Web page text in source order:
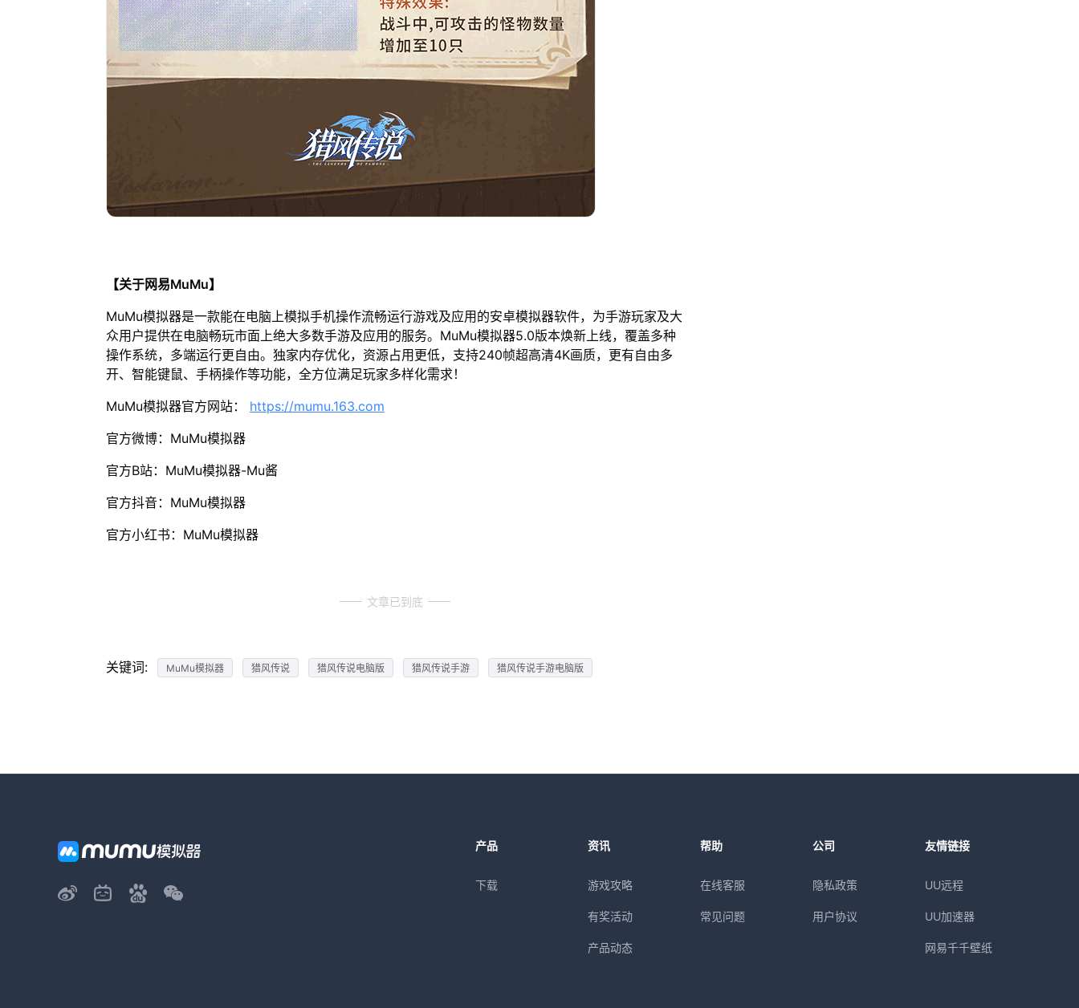
【关于网易MuMu】
MuMu模拟器是一款能在电脑上模拟手机操作流畅运行游戏及应用的安卓模拟器软件，为手游玩家及大
众用户提供在电脑畅玩市面上绝大多数手游及应用的服务。MuMu模拟器5.0版本焕新上线，覆盖多种
操作系统，多端运行更自由。独家内存优化，资源占用更低，支持240帧超高清4K画质，更有自由多
开、智能键鼠、手柄操作等功能，全方位满足玩家多样化需求！
MuMu模拟器官方网站： https://mumu.163.com
官方微博：MuMu模拟器
官方B站：MuMu模拟器-Mu酱
官方抖音：MuMu模拟器
官方小红书：MuMu模拟器
文章已到底
关键词: MuMu模拟器 猎风传说 猎风传说电脑版 猎风传说手游 猎风传说手游电脑版
产品
下载
资讯
游戏攻略
有奖活动
产品动态
帮助
在线客服
常见问题
公司
隐私政策
用户协议
友情链接
UU远程
UU加速器
网易千千壁纸